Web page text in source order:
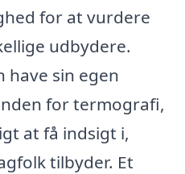
for at vurdere
udbydere.
have sin egen
for termografi,
at få indsigt i,
tilbyder. Et